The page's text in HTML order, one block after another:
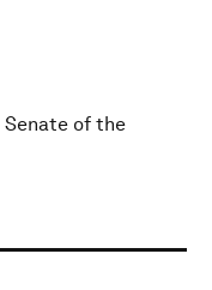
Senate of the